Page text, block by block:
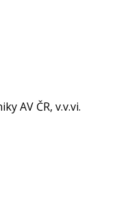
AV ČR, v.v.vi.